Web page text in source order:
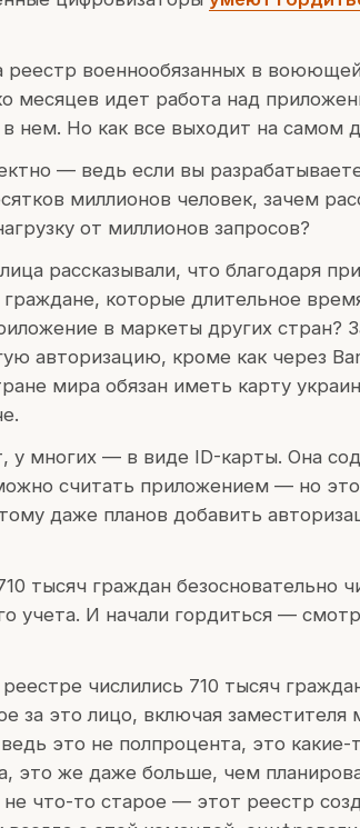
реестр военнообязанных в
месяцев идет работа над
нем. Но как все выходит на самом
— ведь если вы
миллионов человек, зачем
от миллионов запросов?
рассказывали, что благодаря
которые длительное
в маркеты других стран?
авторизацию, кроме как через
мира обязан иметь карту
у многих — в виде ID-карты. Она
считать приложением — но
даже планов добавить
тысяч граждан безосновательно
учета. И начали гордиться —
числились 710 тысяч
за это лицо, включая заместителя
это не полпроцента, это какие-
это же даже больше, чем
что-то старое — этот реестр